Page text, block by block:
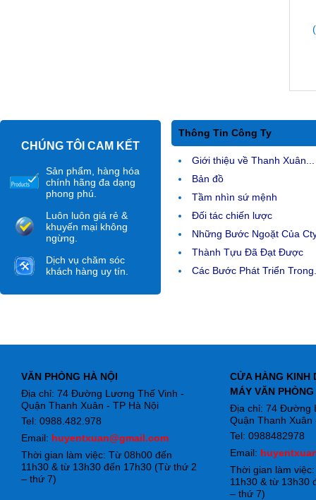
CHÚNG TÔI CAM KẾT
Sản phẩm, hàng hóa
chính hãng đa dạng
phong phú.
Luôn luôn giá rẻ &
khuyến mại không
ngừng.
Dịch vụ chăm sóc
khách hàng uy tín.
Thông Tin Công Ty
Giới thiệu về Thanh Xuân...
Bản đồ
Tầm nhìn sứ mệnh
Đối tác chiến lược
Những Bước Ngoặt Của
Thành Tựu Đã Đạt Được
Các Bước Phát Triển
VĂN PHÒNG HÀ NỘI
Địa chỉ: 74 Đường Lương Thế Vinh -
Quận Thanh Xuân - TP Hà Nội
Tel: 0988.482.978
Email: huyentxuan@gmail.com
Thời gian làm việc: Từ 08h00 đến
11h30 & từ 13h30 đến 17h30 (Từ thứ 2
– thứ 7)
CỬA HÀNG KINH
MÁY VĂN PHÒNG
Địa chỉ: 74 Đường
Quận Thanh Xuân
Tel: 0988482978
Email:
Thời gian làm
11h30 & từ 13h30
– thứ 7)